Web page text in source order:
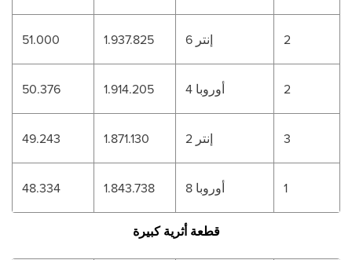
51.000 1.937.825 إنتر 6 2
50.376 1.914.205 أوروبا 4 2
49.243 1.871.130 إنتر 2 3
48.334 1.843.738 أوروبا 8 1
قطعة أثرية كبيرة